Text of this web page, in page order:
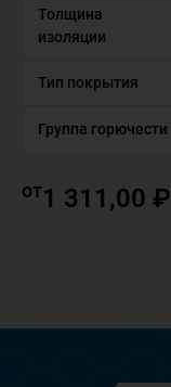
Толщина
изоляции
Тип покрытия
Группа горючести
от1 311,00 ₽